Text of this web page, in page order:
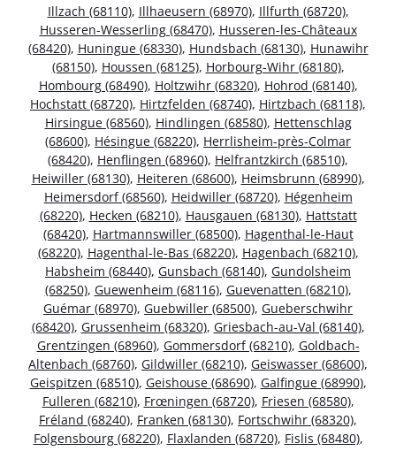
Illzach (68110), Illhaeusern (68970), Illfurth (68720),
Husseren-Wesserling (68470), Husseren-les-Châteaux
(68420), Huningue (68330), Hundsbach (68130), Hunawihr
(68150), Houssen (68125), Horbourg-Wihr (68180),
Hombourg (68490), Holtzwihr (68320), Hohrod (68140),
Hochstatt (68720), Hirtzfelden (68740), Hirtzbach (68118),
Hirsingue (68560), Hindlingen (68580), Hettenschlag
(68600), Hésingue (68220), Herrlisheim-près-Colmar
(68420), Henflingen (68960), Helfrantzkirch (68510),
Heiwiller (68130), Heiteren (68600), Heimsbrunn (68990),
Heimersdorf (68560), Heidwiller (68720), Hégenheim
(68220), Hecken (68210), Hausgauen (68130), Hattstatt
(68420), Hartmannswiller (68500), Hagenthal-le-Haut
(68220), Hagenthal-le-Bas (68220), Hagenbach (68210),
Habsheim (68440), Gunsbach (68140), Gundolsheim
(68250), Guewenheim (68116), Guevenatten (68210),
Guémar (68970), Guebwiller (68500), Gueberschwihr
(68420), Grussenheim (68320), Griesbach-au-Val (68140),
Grentzingen (68960), Gommersdorf (68210), Goldbach-
Altenbach (68760), Gildwiller (68210), Geiswasser (68600),
Geispitzen (68510), Geishouse (68690), Galfingue (68990),
Fulleren (68210), Frœningen (68720), Friesen (68580),
Fréland (68240), Franken (68130), Fortschwihr (68320),
Folgensbourg (68220), Flaxlanden (68720), Fislis (68480),